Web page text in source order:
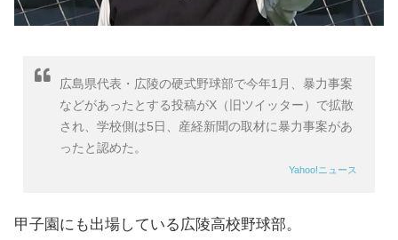
広島県代表・広陵の硬式野球部で今年1月、暴力事案
などがあったとする投稿がX（旧ツイッター）で拡散
され、学校側は5日、産経新聞の取材に暴力事案があ
ったと認めた。
Yahoo!ニュース
甲子園にも出場している広陵高校野球部。